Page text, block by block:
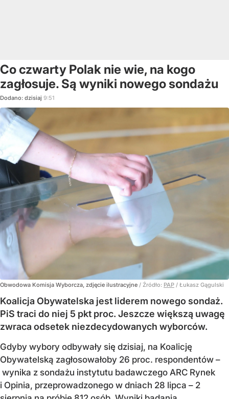
Co czwarty Polak nie wie, na kogo
zagłosuje. Są wyniki nowego sondażu
Dodano: dzisiaj 9:51
Obwodowa Komisja Wyborcza, zdjęcie ilustracyjne / Źródło: PAP / Łukasz Gągulski
Koalicja Obywatelska jest liderem nowego sondaż.
PiS traci do niej 5 pkt proc. Jeszcze większą uwagę
zwraca odsetek niezdecydowanych wyborców.
Gdyby wybory odbywały się dzisiaj, na Koalicję
Obywatelską zagłosowałoby 26 proc. respondentów –
wynika z sondażu instytutu badawczego ARC Rynek
i Opinia, przeprowadzonego w dniach 28 lipca – 2